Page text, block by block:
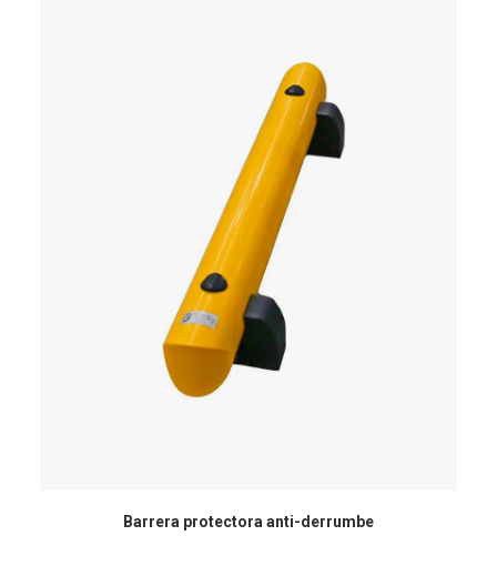
Barrera protectora anti-derrumbe